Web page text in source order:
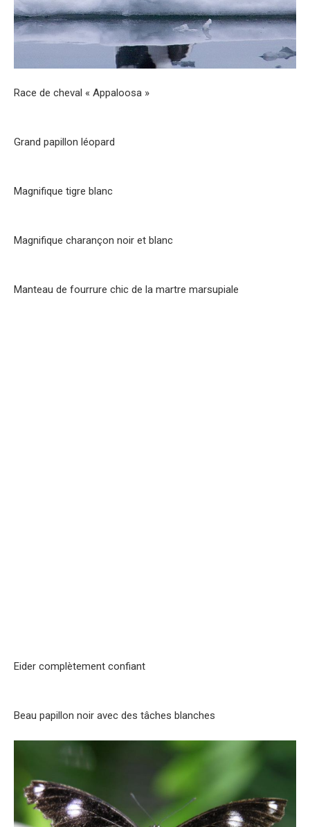
Race de cheval « Appaloosa »
Grand papillon léopard
Magnifique tigre blanc
Magnifique charançon noir et blanc
Manteau de fourrure chic de la martre marsupiale
Eider complètement confiant
Beau papillon noir avec des tâches blanches